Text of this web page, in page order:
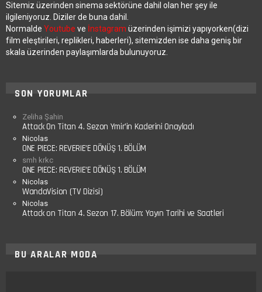
Sitemiz üzerinden sinema sektörüne dahil olan her şey ile
ilgileniyoruz. Diziler de buna dahil.
Normalde Youtube ve İnstagram üzerinden işimizi yapıyorken(dizi
film eleştirileri, replikleri, haberleri), sitemizden ise daha geniş bir
skala üzerinden paylaşımlarda bulunuyoruz.
SON YORUMLAR
Zeliha Şahin
Attack On Titan 4. Sezon Ymir’in Kaderini Onayladı
Nicolas
ONE PIECE: REVERIE’E DÖNÜŞ 1. BÖLÜM
smh krkc
ONE PIECE: REVERIE’E DÖNÜŞ 1. BÖLÜM
Nicolas
WandaVision (TV Dizisi)
Nicolas
Attack on Titan 4. Sezon 17. Bölüm: Yayın Tarihi ve Saatleri
BU ARALAR MODA